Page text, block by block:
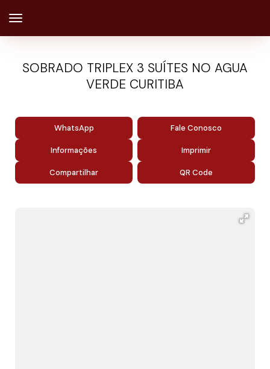
SOBRADO TRIPLEX 3 SUÍTES NO AGUA
VERDE CURITIBA
WhatsApp Fale Conosco
Informações Imprimir
Compartilhar QR Code